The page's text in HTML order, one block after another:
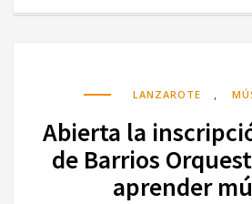
LANZAROTE ,
Abierta la
de Barrios
aprender